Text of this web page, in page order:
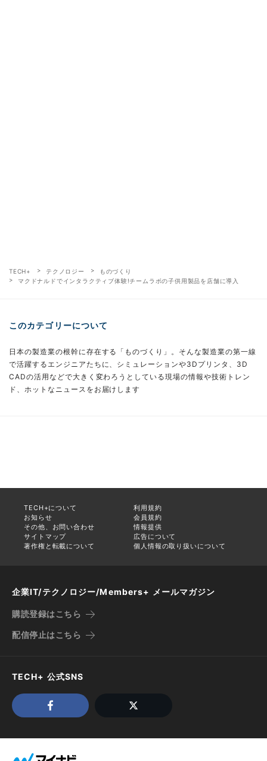
TECH+ テクノロジー
ものづくり
マクドナルドでインタラクティブ体験!チームラボの子供用製品を店舗に導入
このカテゴリーについて
日本の製造業の根幹に存在する「ものづくり」。そんな製造業の第一線
で活躍するエンジニアたちに、シミュレーションや3Dプリンタ、3D
CADの活用などで大きく変わろうとしている現場の情報や技術トレン
ド、ホットなニュースをお届けします
TECH+について
利用規約
お知らせ
会員規約
その他、お問い合わせ
情報提供
サイトマップ
広告について
著作権と転載について
個人情報の取り扱いについて
企業IT/テクノロジー/Members+ メールマガジン
購読登録はこちら
配信停止はこちら
TECH+ 公式SNS